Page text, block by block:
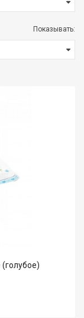
Показывать: